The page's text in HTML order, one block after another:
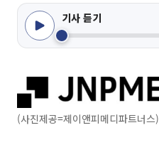
기사 듣기
(사진제공=제이앤피메디파트너스)